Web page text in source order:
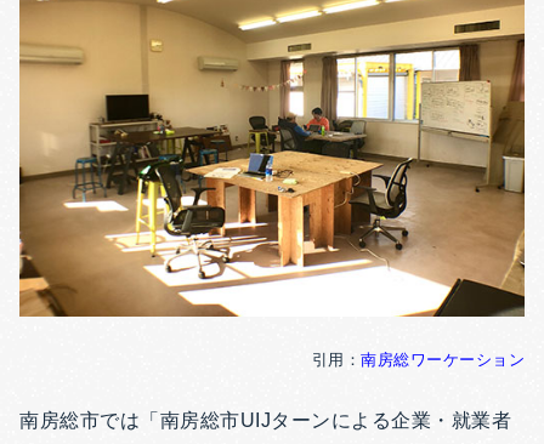
引用： 南房総ワーケーション
南房総市では「南房総市UIJターンによる企業・就業者